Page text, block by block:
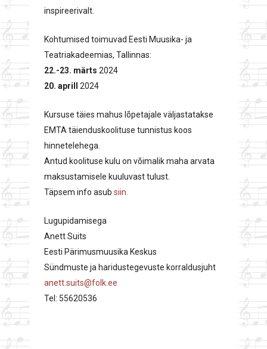
inspireerivalt.
Kohtumised toimuvad Eesti Muusika- ja
Teatriakadeemias, Tallinnas:
22.-23. märts 2024
20. aprill
2024
Kursuse täies mahus lõpetajale väljastatakse
EMTA täienduskoolituse tunnistus koos
hinnetelehega.
Antud koolituse kulu on võimalik maha arvata
maksustamisele kuuluvast tulust.
Täpsem info asub siin.
Lugupidamisega
Anett Suits
Eesti Pärimusmuusika Keskus
Sündmuste ja haridustegevuste korraldusjuht
anett.suits@folk.ee
Tel: 55620536